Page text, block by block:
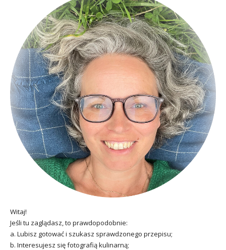
Witaj!
Jeśli tu zaglądasz, to prawdopodobnie:
a. Lubisz gotować i szukasz sprawdzonego przepisu;
b. Interesujesz się fotografią kulinarną;